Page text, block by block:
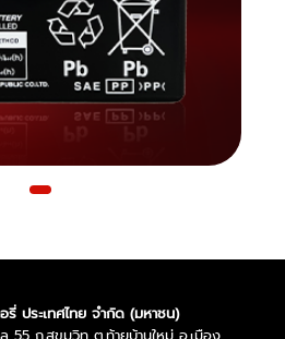
ประเทศไทย จำกัด (มหาชน)
55 ถ.สุขุมวิท ต.ท้ายบ้านใหม่ อ.เมือง